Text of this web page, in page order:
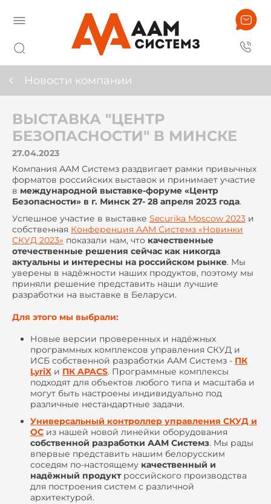
Новости компании
ВЫСТАВКА "ЦЕНТР
БЕЗОПАСНОСТИ" В МИНСКЕ
27.04.2023
Компания ААМ Системз раздвигает рамки привычных
форматов российских выставок и принимает участие
в международной выставке-форуме «Центр
Безопасности» в г. Минск 27- 28 апреля 2023 года.
Успешное участие в выставке Securika Moscow 2023 и
собственная Конференция ААМ Системз «Новинки
СКУД 2023» показали нам, что качественные
отечественные решения сейчас как никогда
актуальны и интересны на российском рынке. Мы
уверены в надёжности наших продуктов, поэтому мы
приняли решение представить наши лучшие
разработки на выставке в Беларуси.
Для этого мы выбрали:
Новые версии проверенных и надёжных
программных комплексов управления СКУД и
ИСБ собственной разработки ААМ Системз - ПК
LyriX и ПК APACS. Программные комплексы
подходят для объектов любого типа и масштаба и
могут быть настроены индивидуально под
различные нестандартные задачи.
Универсальный контроллер управления СКУД и
ОС из нашей новой линейки оборудования
собственной разработки ААМ Системз. Мы рады
впервые представить нашим белорусским
соседям по-настоящему качественный и
надёжный продуктроссийского производства
для построения систем с различной
архитектурой.